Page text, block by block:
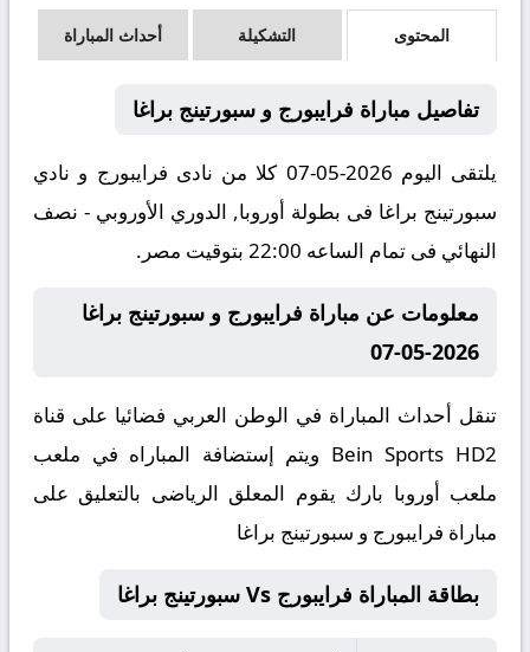
المحتوى التشكيلة أحداث المباراة
تفاصيل مباراة فرايبورج و سبورتينج براغا
يلتقى اليوم 2026-05-07 كلا من نادى فرايبورج و نادي
سبورتينج براغا فى بطولة أوروبا, الدوري الأوروبي - نصف
النهائي فى تمام الساعه 22:00 بتوقيت مصر.
معلومات عن مباراة فرايبورج و سبورتينج براغا
2026-05-07
تنقل أحداث المباراة في الوطن العربي فضائيا على قناة
Bein Sports HD2 ويتم إستضافة المباراه في ملعب
ملعب أوروبا بارك يقوم المعلق الرياضى بالتعليق على
مباراة فرايبورج و سبورتينج براغا
بطاقة المباراة فرايبورج Vs سبورتينج براغا